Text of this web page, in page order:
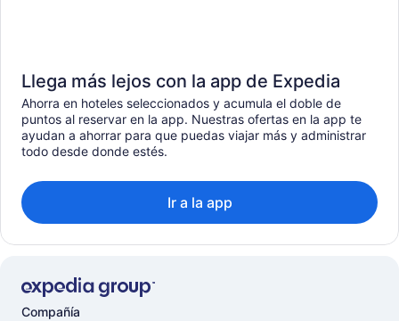
Llega más lejos con la app de Expedia
Ahorra en hoteles seleccionados y acumula el doble de
puntos al reservar en la app. Nuestras ofertas en la app te
ayudan a ahorrar para que puedas viajar más y administrar
todo desde donde estés.
Ir a la app
Compañía